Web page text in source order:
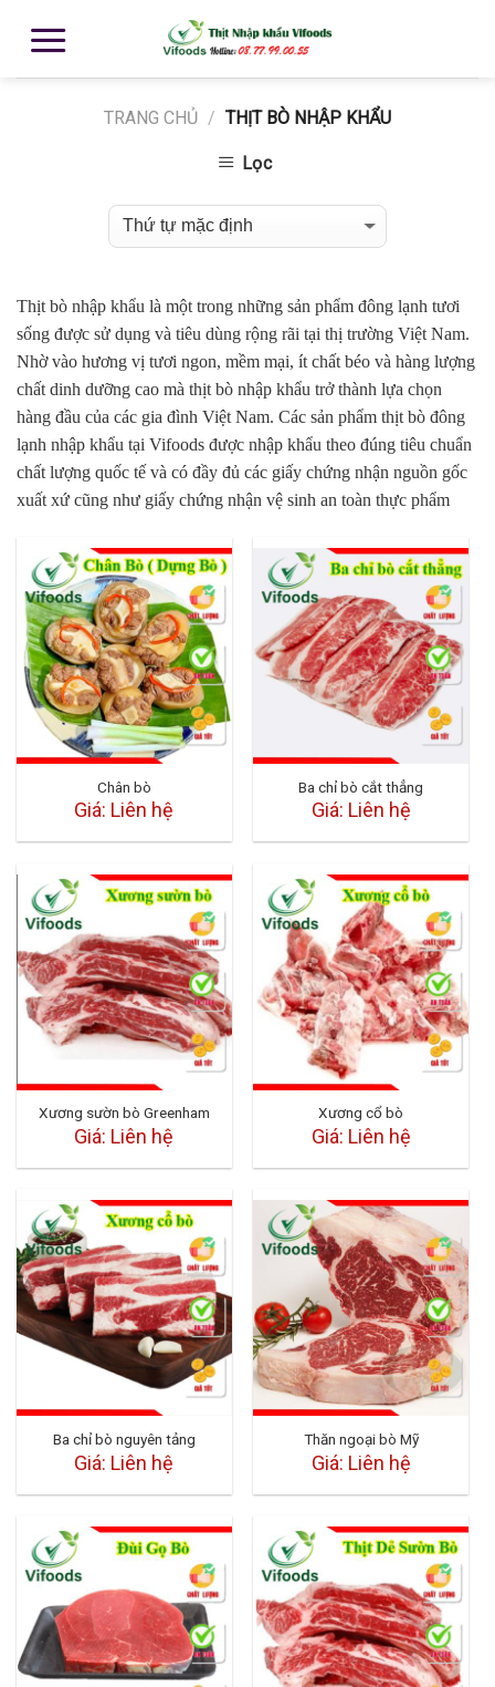
TRANG CHỦ / THỊT BÒ NHẬP KHẨU
Lọc
Thịt bò nhập khẩu là một trong những sản phẩm đông lạnh tươi
sống được sử dụng và tiêu dùng rộng rãi tại thị trường Việt Nam.
Nhờ vào hương vị tươi ngon, mềm mại, ít chất béo và hàng lượng
chất dinh dưỡng cao mà thịt bò nhập khẩu trở thành lựa chọn
hàng đầu của các gia đình Việt Nam. Các sản phẩm thịt bò đông
lạnh nhập khẩu tại Vifoods được nhập khẩu theo đúng tiêu chuẩn
chất lượng quốc tế và có đầy đủ các giấy chứng nhận nguồn gốc
xuất xứ cũng như giấy chứng nhận vệ sinh an toàn thực phẩm
Chân bò
Giá: Liên hệ
Ba chỉ bò cắt thẳng
Giá: Liên hệ
Xương sườn bò Greenham
Giá: Liên hệ
Xương cổ bò
Giá: Liên hệ
Ba chỉ bò nguyên tảng
Giá: Liên hệ
Thăn ngoại bò Mỹ
Giá: Liên hệ